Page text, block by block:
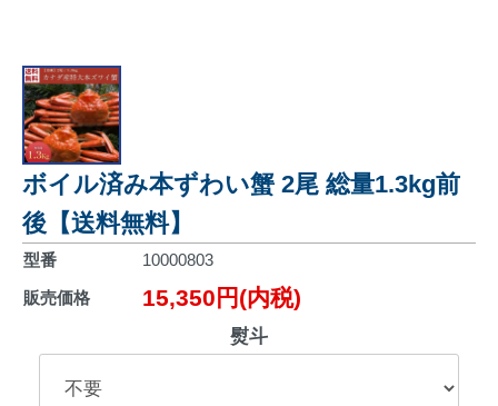
ボイル済み本ずわい蟹 2尾 総量1.3kg前
後【送料無料】
型番
10000803
販売価格
15,350円(内税)
熨斗